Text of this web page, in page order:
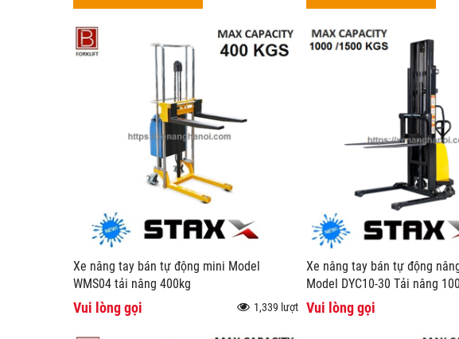
Xe nâng tay bán tự động mini Model
WMS04 tải nâng 400kg
Vui lòng gọi 1,339 lượt
Xe nâng tay bán tự động
Model DYC10-30 Tải nâng
Vui lòng gọi